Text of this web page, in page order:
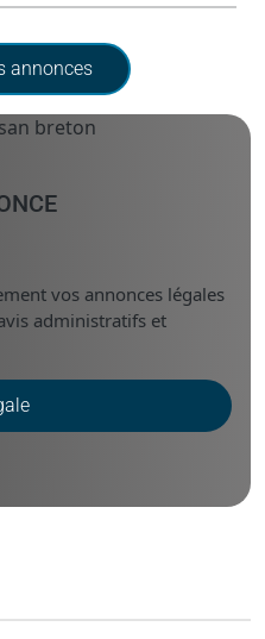
annonces
vos annonces légales
administratifs et